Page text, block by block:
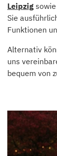
Leipzig sowie
Sie
Funktionen
Alternativ
uns
bequem von